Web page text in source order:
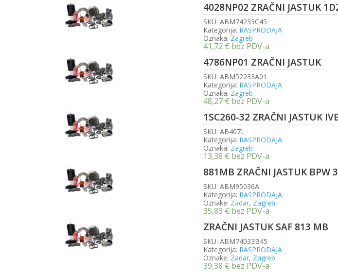
4028NP02 ZRAČNI JASTUK
SKU: ABM74233C45
Kategorija: RASPRODAJA
Oznaka: Zagreb
41,72 € bez PDV-a
4786NP01 ZRAČNI JASTUK
SKU: ABM52233A01
Kategorija: RASPRODAJA
Oznaka: Zagreb
48,27 € bez PDV-a
1SC260-32 ZRAČNI JASTUK
SKU: AB407L
Kategorija: RASPRODAJA
Oznaka: Zagreb
13,38 € bez PDV-a
881MB ZRAČNI JASTUK BPW
SKU: ABM95036A
Kategorija: RASPRODAJA
Oznake: Zadar, Zagreb
35,83 € bez PDV-a
ZRAČNI JASTUK SAF 813 MB
SKU: ABM74033B45
Kategorija: RASPRODAJA
Oznake: Zadar, Zagreb
39,38 € bez PDV-a